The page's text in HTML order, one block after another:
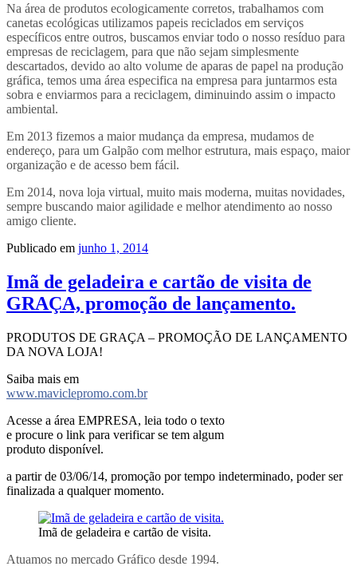
Na área de produtos ecologicamente corretos, trabalhamos com
canetas ecológicas utilizamos papeis reciclados em serviços
específicos entre outros, buscamos enviar todo o nosso resíduo para
empresas de reciclagem, para que não sejam simplesmente
descartados, devido ao alto volume de aparas de papel na produção
gráfica, temos uma área especifica na empresa para juntarmos esta
sobra e enviarmos para a reciclagem, diminuindo assim o impacto
ambiental.
Em 2013 fizemos a maior mudança da empresa, mudamos de
endereço, para um Galpão com melhor estrutura, mais espaço, maior
organização e de acesso bem fácil.
Em 2014, nova loja virtual, muito mais moderna, muitas novidades,
sempre buscando maior agilidade e melhor atendimento ao nosso
amigo cliente.
Publicado em junho 1, 2014
Imã de geladeira e cartão de visita de
GRAÇA, promoção de lançamento.
PRODUTOS DE GRAÇA – PROMOÇÃO DE LANÇAMENTO
DA NOVA LOJA!
Saiba mais em
www.maviclepromo.com.br
Acesse a área EMPRESA, leia todo o texto
e procure o link para verificar se tem algum
produto disponível.
a partir de 03/06/14, promoção por tempo indeterminado, poder ser
finalizada a qualquer momento.
Imã de geladeira e cartão de visita.
Atuamos no mercado Gráfico desde 1994.